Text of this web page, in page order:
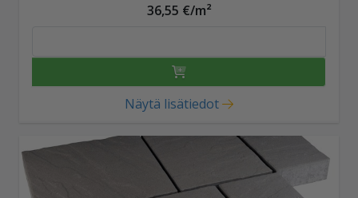
36,55 €/m²
Näytä lisätiedot